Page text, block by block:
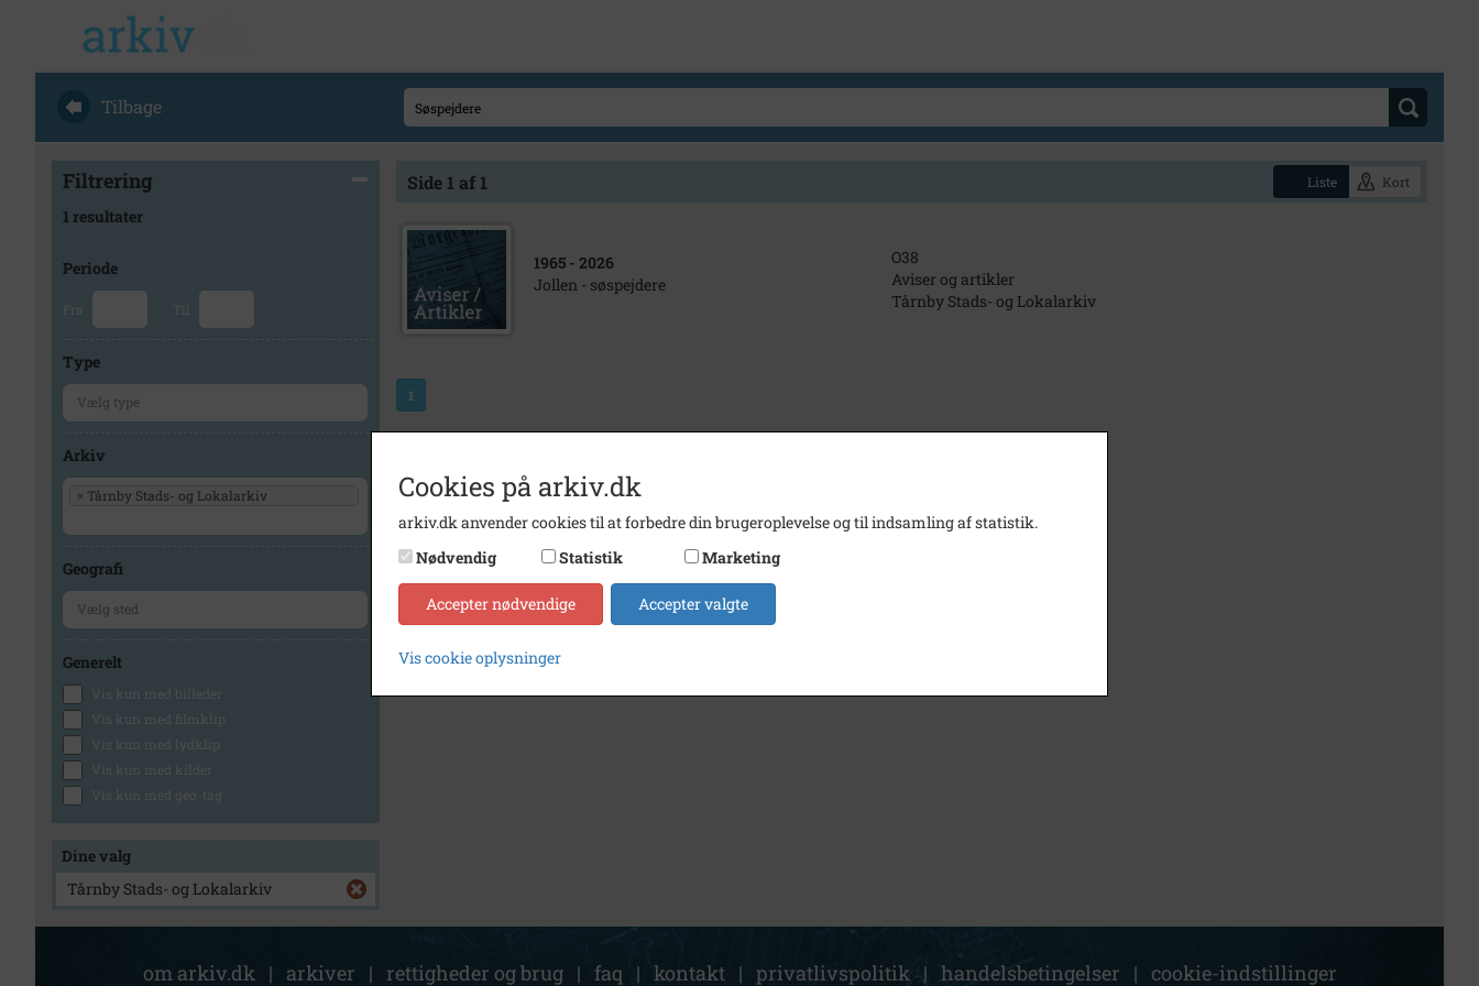
Tilbage
Filtrering
1 resultater
Periode
Fra Til
Type
Arkiv
× Tårnby Stads- og Lokalarkiv
Geografi
Generelt
Vis kun med billeder
Vis kun med filmklip
Vis kun med lydklip
Vis kun med kilder
Vis kun med geo-tag
Dine valg
Tårnby Stads- og Lokalarkiv
Side 1 af 1 Liste Kort
1965 - 2026
Jollen - søspejdere
O38
Aviser og artikler
Tårnby Stads- og Lokalarkiv
1
om arkiv.dk | arkiver | rettigheder og brug | faq | kontakt | privatlivspolitik | handelsbetingelser | cookie-indstillinger
Cookies på arkiv.dk
arkiv.dk anvender cookies til at forbedre din brugeroplevelse og til indsamling af statistik.
Nødvendig
Statistik Marketing
Accepter nødvendige Accepter valgte
Vis cookie oplysninger